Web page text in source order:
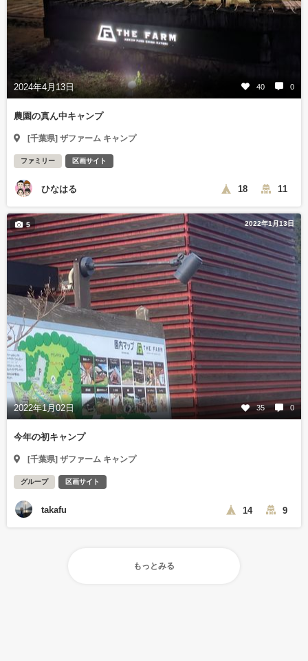
2024年4月13日 40 0
農園の真ん中キャンプ
[千葉県] ザファーム キャンプ
ファミリー 区画サイト
ひなはる 18 11
2022年1月13日
2022年1月02日 35 0
5
今年の初キャンプ
[千葉県] ザファーム キャンプ
グループ 区画サイト
takafu 14 9
もっとみる